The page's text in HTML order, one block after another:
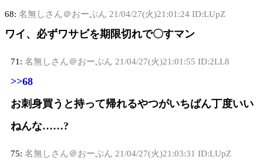
68: 名無しさん＠おーぷん 21/04/27(火)21:01:24 ID:LUpZ
ワイ、必ずワサビを期限切れで〇すマン
71: 名無しさん＠おーぷん 21/04/27(火)21:01:55 ID:2LL8
>>68
お刺身買うと持って帰れるやつがいちばん丁度いい
ねんな……?
75: 名無しさん＠おーぷん 21/04/27(火)21:03:31 ID:LUpZ